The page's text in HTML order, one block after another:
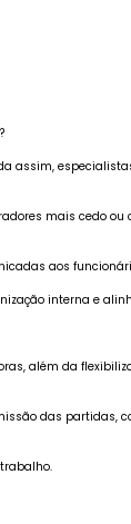
assim,
mais cedo
aos
interna e
além da
das partidas,